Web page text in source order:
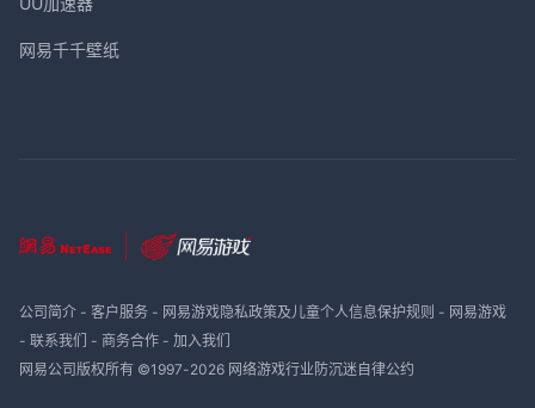
网易千千壁纸
公司简介- 客户服务- 网易游戏隐私政策及儿童个人信息保护规则 - 网易游戏
- 联系我们 - 商务合作- 加入我们
网易公司版权所有 ©1997-2026 网络游戏行业防沉迷自律公约